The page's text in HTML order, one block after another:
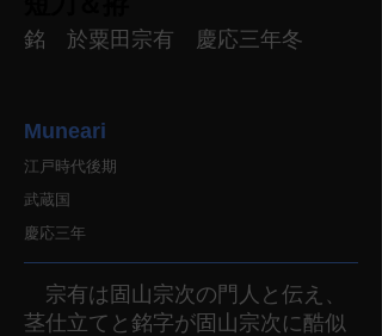
銘 於粟田宗有 慶応三年冬
Muneari
江戸時代後期
武蔵国
慶応三年
宗有は固山宗次の門人と伝え、
茎仕立てと銘字が固山宗次に酷似